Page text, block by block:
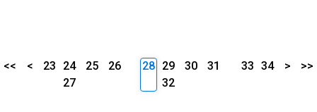
<< < 23 24 25
26
27
28 29 30
31
32
33 34 > >>